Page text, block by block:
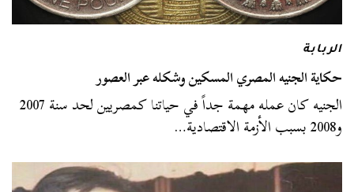
الربابة
حكاية الجنيه المصري المسكين وشكله عبر العصور
الجنيه كان عمله مهمة جداً في حياتنا كمصريين لحد سنة 2007
و2008 بسبب الأزمة الاقتصادية…